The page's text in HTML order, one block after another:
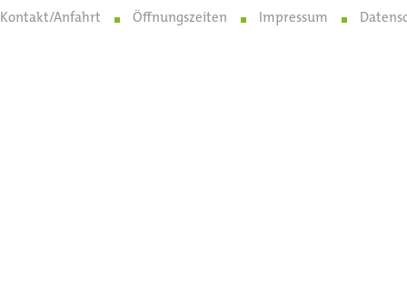
Kontakt/Anfahrt Öffnungszeiten Impressum